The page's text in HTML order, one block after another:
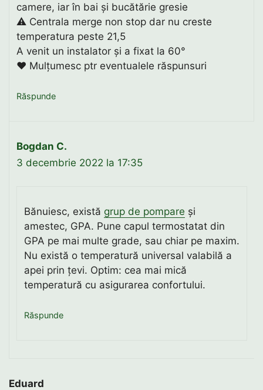
camere, iar în bai și bucătărie gresie
⚠️ Centrala merge non stop dar nu creste
temperatura peste 21,5
A venit un instalator și a fixat la 60°
❤ Mulțumesc ptr eventualele răspunsuri
Răspunde
Bogdan C.
3 decembrie 2022 la 17:35
Bănuiesc, există grup de pompare și
amestec, GPA. Pune capul termostatat din
GPA pe mai multe grade, sau chiar pe maxim.
Nu există o temperatură universal valabilă a
apei prin țevi. Optim: cea mai mică
temperatură cu asigurarea confortului.
Răspunde
Eduard